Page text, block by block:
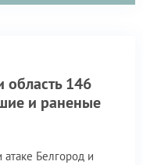
область 146
и раненые
атаке Белгород и